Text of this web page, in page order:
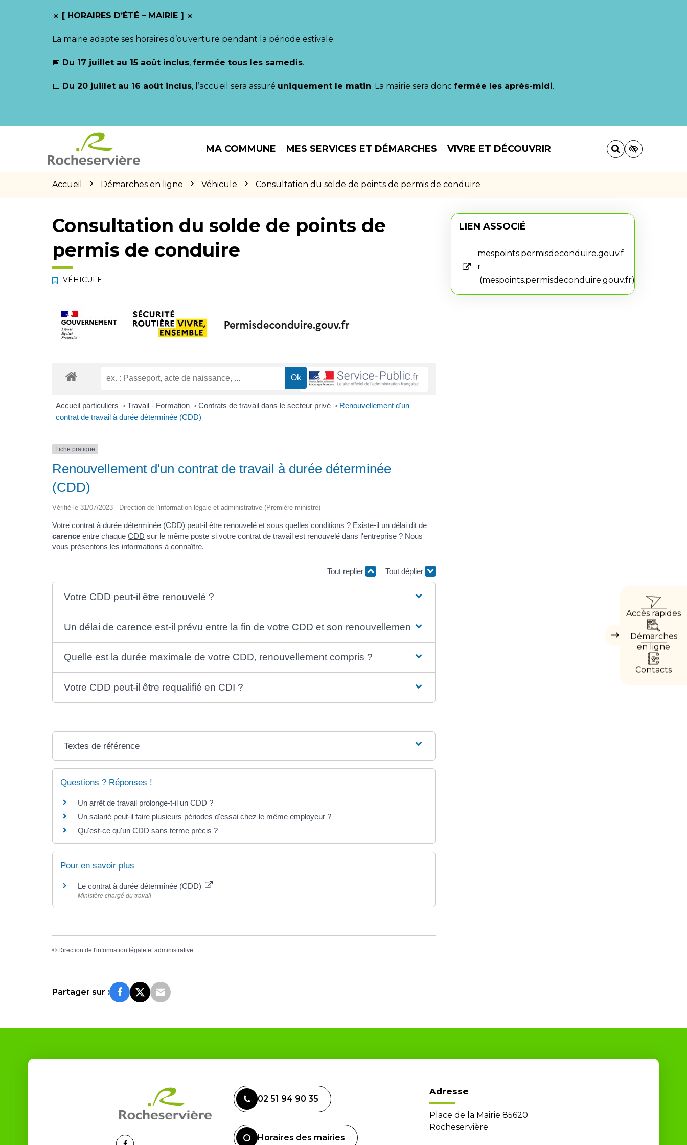
☀️ [ HORAIRES D’ÉTÉ – MAIRIE ] ☀️
La mairie adapte ses horaires d’ouverture pendant la période estivale.
📅 Du 17 juillet au 15 août inclus, fermée tous les samedis.
📅 Du 20 juillet au 16 août inclus, l’accueil sera assuré uniquement le matin. La mairie sera donc fermée les après-midi.
MA COMMUNE MES SERVICES ET DÉMARCHES VIVRE ET DÉCOUVRIR
Accueil Démarches en ligne Véhicule Consultation du solde de points de permis de conduire
Masquer
Accès rapides
Démarches
en ligne
Contacts
Consultation du solde de points de
permis de conduire
VÉHICULE
Accueil particuliers > Travail - Formation > Contrats de travail dans le secteur privé > Renouvellement d'un
contrat de travail à durée déterminée (CDD)
Fiche pratique
Renouvellement d'un contrat de travail à durée déterminée
(CDD)
Vérifié le 31/07/2023 - Direction de l'information légale et administrative (Première ministre)
Votre contrat à durée déterminée (CDD) peut-il être renouvelé et sous quelles conditions ? Existe-il un délai dit de
carence entre chaque CDD sur le même poste si votre contrat de travail est renouvelé dans l'entreprise ? Nous
vous présentons les informations à connaître.
Tout replier Tout déplier
Votre CDD peut-il être renouvelé ?
Un délai de carence est-il prévu entre la fin de votre CDD et son renouvellement ?
Quelle est la durée maximale de votre CDD, renouvellement compris ?
Votre CDD peut-il être requalifié en CDI ?
Textes de référence
Questions ? Réponses !
Un arrêt de travail prolonge-t-il un CDD ?
Un salarié peut-il faire plusieurs périodes d'essai chez le même employeur ?
Qu'est-ce qu'un CDD sans terme précis ?
Pour en savoir plus
Le contrat à durée déterminée (CDD)
Ministère chargé du travail
© Direction de l'information légale et administrative
LIEN ASSOCIÉ
mespoints.permisdeconduire.gouv.f
r
mespoints.permisdeconduire.gouv.fr
Partager sur :
02 51 94 90 35
Horaires des mairies
Adresse
Place de la Mairie 85620
Rocheservière